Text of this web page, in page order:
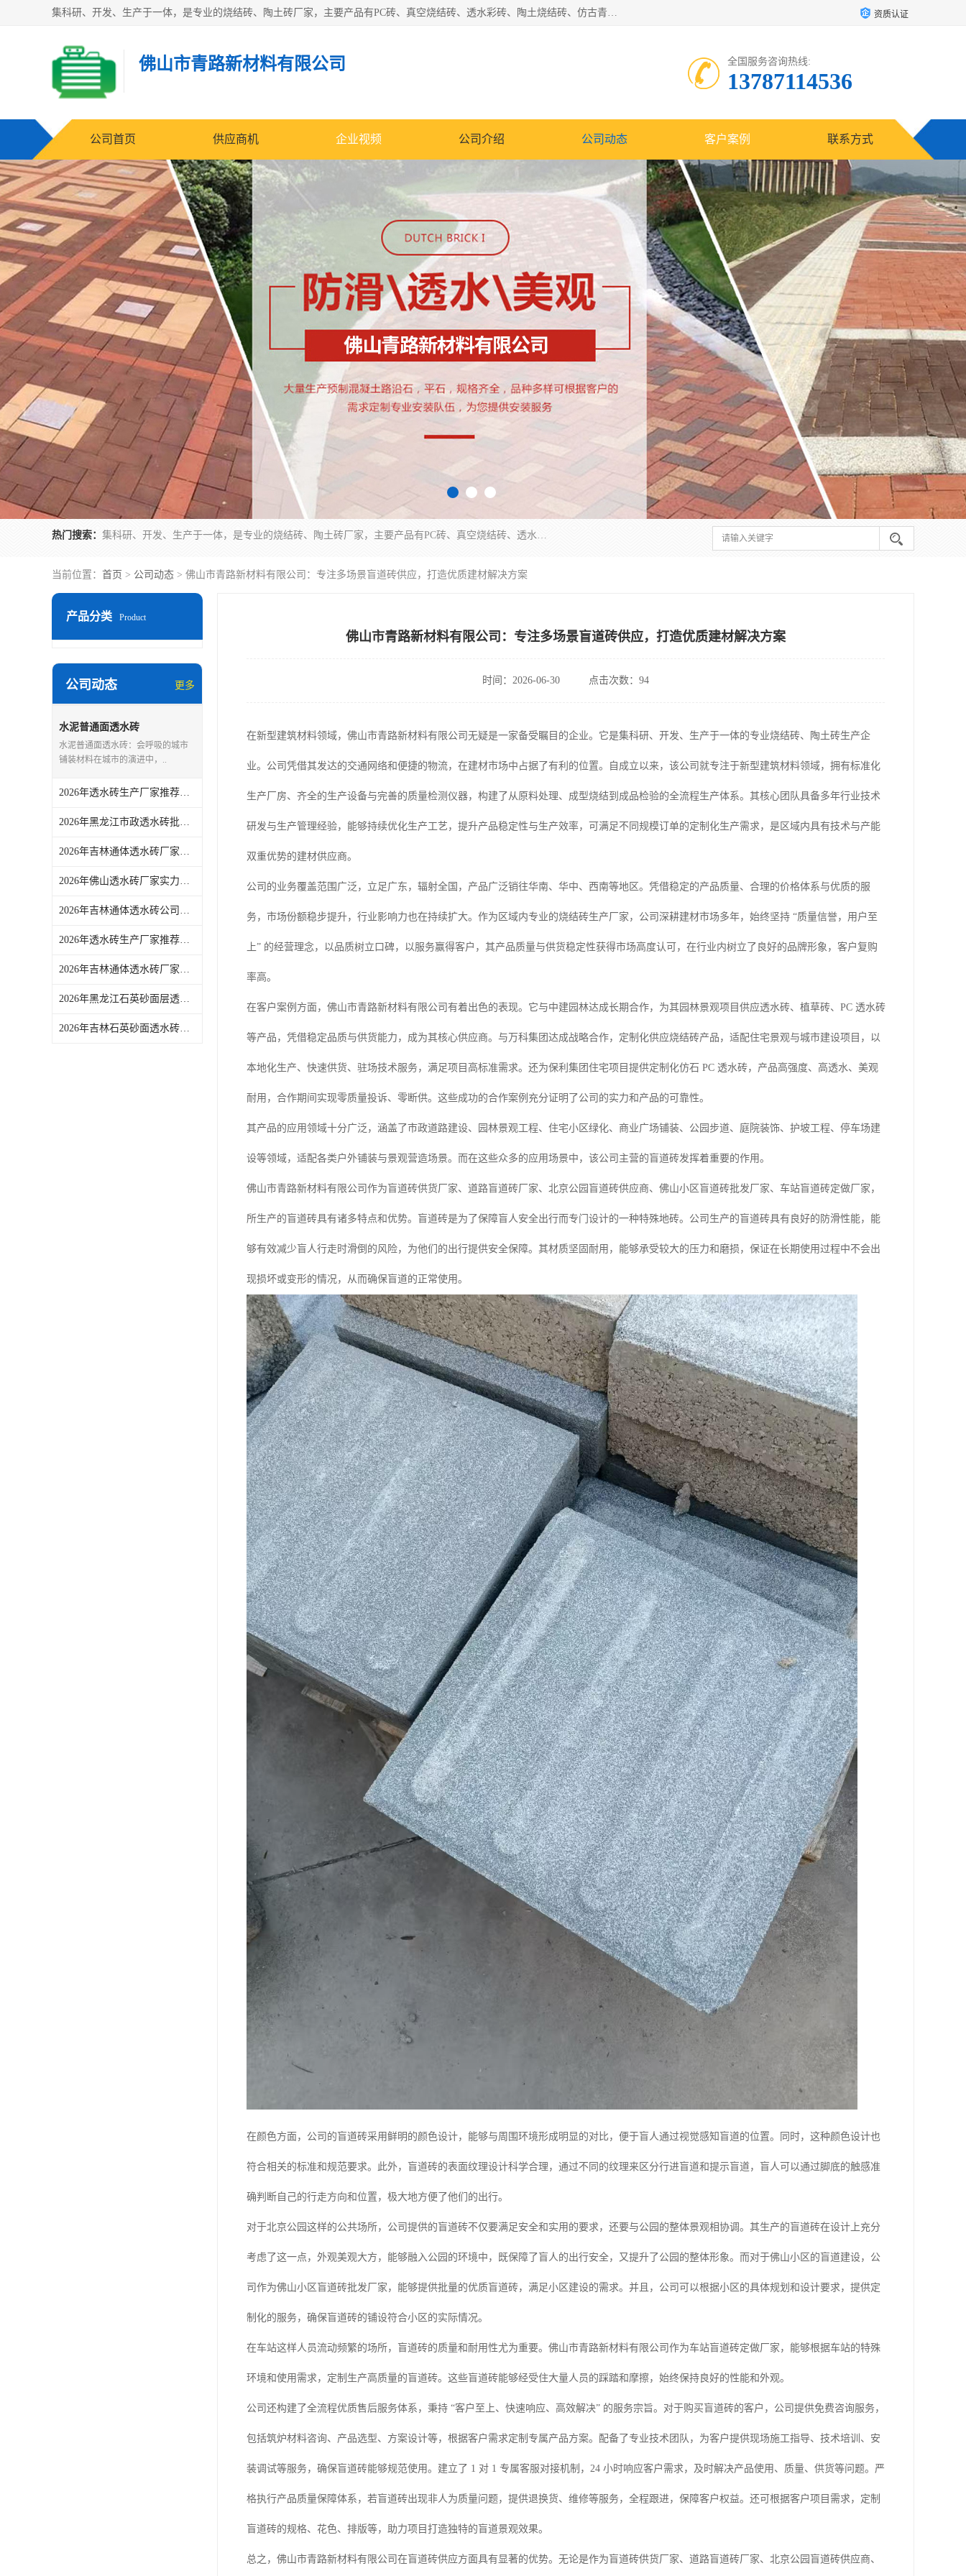
集科研、开发、生产于一体，是专业的烧结砖、陶土砖厂家，主要产品有PC砖、真空烧结砖、透水彩砖、陶土烧结砖、仿古青砖、植草砖等系列产品。 资质认证
佛山市青路新材料有限公司 全国服务咨询热线:
13787114536
公司首页 供应商机 企业视频 公司介绍 公司动态 客户案例 联系方式
热门搜索： 集科研、开发、生产于一体，是专业的烧结砖、陶土砖厂家，主要产品有PC砖、真空烧结砖、透水彩砖、陶土烧结砖、仿古青砖、植草砖等系列产品。
当前位置： 首页 > 公司动态 > 佛山市青路新材料有限公司：专注多场景盲道砖供应，打造优质建材解决方案
产品分类 Product
公司动态 更多
水泥普通面透水砖
水泥普通面透水砖：会呼吸的城市
铺装材料在城市的演进中，..
2026年透水砖生产厂家推荐：佛山青路新材料专注真空烧结工艺
2026年黑龙江市政透水砖批发厂家解析
2026年吉林通体透水砖厂家解析：青路新材料工艺与场景应用推荐
2026年佛山透水砖厂家实力解读：从市政铺装到园林景观的一站式供货方案
2026年吉林通体透水砖公司供应商参考：佛山市青路新材料有限公司产品适配与采购关注点
2026年透水砖生产厂家推荐：佛山青路新材料实力解析
2026年吉林通体透水砖厂家推荐：佛山青路新材料品质解析
2026年黑龙江石英砂面层透水砖源头厂家推荐
2026年吉林石英砂面透水砖供应商推荐，源头实力厂家解析
佛山市青路新材料有限公司：专注多场景盲道砖供应，打造优质建材解决方案
时间：2026-06-30 点击次数：94
在新型建筑材料领域，佛山市青路新材料有限公司无疑是一家备受瞩目的企业。它是集科研、开发、生产于一体的专业烧结砖、陶土砖生产企
业。公司凭借其发达的交通网络和便捷的物流，在建材市场中占据了有利的位置。自成立以来，该公司就专注于新型建筑材料领域，拥有标准化
生产厂房、齐全的生产设备与完善的质量检测仪器，构建了从原料处理、成型烧结到成品检验的全流程生产体系。其核心团队具备多年行业技术
研发与生产管理经验，能够持续优化生产工艺，提升产品稳定性与生产效率，可满足不同规模订单的定制化生产需求，是区域内具有技术与产能
双重优势的建材供应商。
公司的业务覆盖范围广泛，立足广东，辐射全国，产品广泛销往华南、华中、西南等地区。凭借稳定的产品质量、合理的价格体系与优质的服
务，市场份额稳步提升，行业影响力也在持续扩大。作为区域内专业的烧结砖生产厂家，公司深耕建材市场多年，始终坚持 “质量信誉，用户至
上” 的经营理念，以品质树立口碑，以服务赢得客户，其产品质量与供货稳定性获得市场高度认可，在行业内树立了良好的品牌形象，客户复购
率高。
在客户案例方面，佛山市青路新材料有限公司有着出色的表现。它与中建园林达成长期合作，为其园林景观项目供应透水砖、植草砖、PC 透水砖
等产品，凭借稳定品质与供货能力，成为其核心供应商。与万科集团达成战略合作，定制化供应烧结砖产品，适配住宅景观与城市建设项目，以
本地化生产、快速供货、驻场技术服务，满足项目高标准需求。还为保利集团住宅项目提供定制化仿石 PC 透水砖，产品高强度、高透水、美观
耐用，合作期间实现零质量投诉、零断供。这些成功的合作案例充分证明了公司的实力和产品的可靠性。
其产品的应用领域十分广泛，涵盖了市政道路建设、园林景观工程、住宅小区绿化、商业广场铺装、公园步道、庭院装饰、护坡工程、停车场建
设等领域，适配各类户外铺装与景观营造场景。而在这些众多的应用场景中，该公司主营的盲道砖发挥着重要的作用。
佛山市青路新材料有限公司作为盲道砖供货厂家、道路盲道砖厂家、北京公园盲道砖供应商、佛山小区盲道砖批发厂家、车站盲道砖定做厂家，
所生产的盲道砖具有诸多特点和优势。盲道砖是为了保障盲人安全出行而专门设计的一种特殊地砖。公司生产的盲道砖具有良好的防滑性能，能
够有效减少盲人行走时滑倒的风险，为他们的出行提供安全保障。其材质坚固耐用，能够承受较大的压力和磨损，保证在长期使用过程中不会出
现损坏或变形的情况，从而确保盲道的正常使用。
在颜色方面，公司的盲道砖采用鲜明的颜色设计，能够与周围环境形成明显的对比，便于盲人通过视觉感知盲道的位置。同时，这种颜色设计也
符合相关的标准和规范要求。此外，盲道砖的表面纹理设计科学合理，通过不同的纹理来区分行进盲道和提示盲道，盲人可以通过脚底的触感准
确判断自己的行走方向和位置，极大地方便了他们的出行。
对于北京公园这样的公共场所，公司提供的盲道砖不仅要满足安全和实用的要求，还要与公园的整体景观相协调。其生产的盲道砖在设计上充分
考虑了这一点，外观美观大方，能够融入公园的环境中，既保障了盲人的出行安全，又提升了公园的整体形象。而对于佛山小区的盲道建设，公
司作为佛山小区盲道砖批发厂家，能够提供批量的优质盲道砖，满足小区建设的需求。并且，公司可以根据小区的具体规划和设计要求，提供定
制化的服务，确保盲道砖的铺设符合小区的实际情况。
在车站这样人员流动频繁的场所，盲道砖的质量和耐用性尤为重要。佛山市青路新材料有限公司作为车站盲道砖定做厂家，能够根据车站的特殊
环境和使用需求，定制生产高质量的盲道砖。这些盲道砖能够经受住大量人员的踩踏和摩擦，始终保持良好的性能和外观。
公司还构建了全流程优质售后服务体系，秉持 “客户至上、快速响应、高效解决” 的服务宗旨。对于购买盲道砖的客户，公司提供免费咨询服务，
包括筑炉材料咨询、产品选型、方案设计等，根据客户需求定制专属产品方案。配备了专业技术团队，为客户提供现场施工指导、技术培训、安
装调试等服务，确保盲道砖能够规范使用。建立了 1 对 1 专属客服对接机制，24 小时响应客户需求，及时解决产品使用、质量、供货等问题。严
格执行产品质量保障体系，若盲道砖出现非人为质量问题，提供退换货、维修等服务，全程跟进，保障客户权益。还可根据客户项目需求，定制
盲道砖的规格、花色、排版等，助力项目打造独特的盲道景观效果。
总之，佛山市青路新材料有限公司在盲道砖供应方面具有显著的优势。无论是作为盲道砖供货厂家、道路盲道砖厂家、北京公园盲道砖供应商、